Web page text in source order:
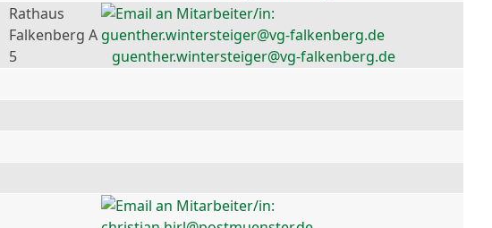
Rathaus
Falkenberg A
5
guenther.wintersteiger@vg-falkenberg.de